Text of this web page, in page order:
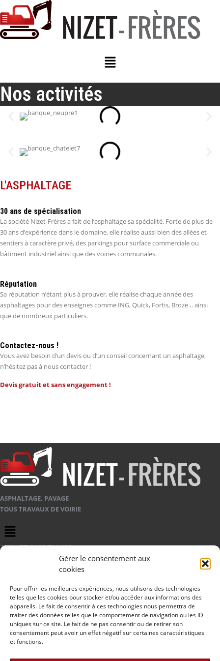
Gérer le consentement aux
cookies
Pour offrir les meilleures expériences, nous utilisons des technologies
telles que les cookies pour stocker et/ou accéder aux informations des
appareils. Le fait de consentir à ces technologies nous permettra de
traiter des données telles que le comportement de navigation ou les ID
uniques sur ce site. Le fait de ne pas consentir ou de retirer son
consentement peut avoir un effet négatif sur certaines caractéristiques
et fonctions.
Menu
Nos activités
L'ASPHALTAGE
30 ans de spécialisation
La société Nizet-Frères a fait de l’asphaltage sa spécialité. Forte de plus de
30 ans d’expérience dans le domaine, elle réalise aussi bien des allées et
sentiers à caractère privé, des parkings pour surface commerciale ou
bâtiment industriel ainsi que des voiries communales.
Réputation
Sa réputation n’étant plus à prouver, elle réalise chaque année des
asphaltages pour des enseignes comme ING, Quick, Fortis, Broze… ainsi
que de nombreux particuliers.
Contactez-nous !
Vous avez besoin d’un devis ou d’un conseil concernant un asphaltage,
n’hésitez pas à nous contacter !
Devis gratuit et sans engagement !
ASPHALTAGE, PAVAGE
TOUS TRAVAUX DE VOIRIE
Menu
TVA : BE 0460.566.193
Agréation classe 1 catégorie C5-1G5
Numéros d’agréation : 28842
NIZET FRÈRES
35, rue du château d’eau